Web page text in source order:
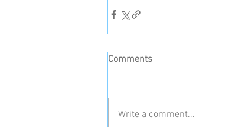
Comments
Write a comment...